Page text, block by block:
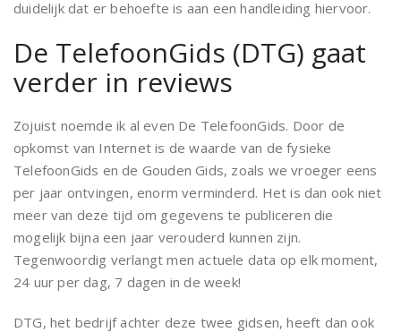
duidelijk dat er behoefte is aan een handleiding hiervoor.
De TelefoonGids (DTG) gaat
verder in reviews
Zojuist noemde ik al even De TelefoonGids. Door de
opkomst van Internet is de waarde van de fysieke
TelefoonGids en de Gouden Gids, zoals we vroeger eens
per jaar ontvingen, enorm verminderd. Het is dan ook niet
meer van deze tijd om gegevens te publiceren die
mogelijk bijna een jaar verouderd kunnen zijn.
Tegenwoordig verlangt men actuele data op elk moment,
24 uur per dag, 7 dagen in de week!
DTG, het bedrijf achter deze twee gidsen, heeft dan ook